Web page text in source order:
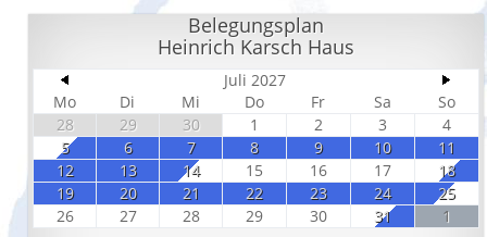
Belegungsplan
Heinrich Karsch Haus
Juli 2027
Mo
Di Mi Do Fr Sa
So
28
29 30 1 2 3
4
5
6 7 8 9 10
11
12
13 14 15 16 17
18
19
20 21 22 23 24
25
26
27 28 29 30 31 1